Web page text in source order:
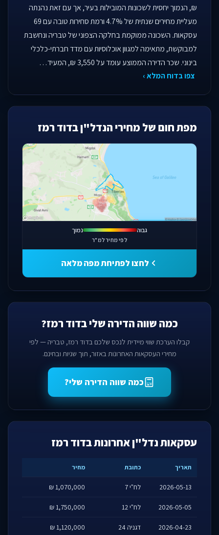
₪, הנמוך יחסית לשכונות המובילות בעיר, אך עם זאת נהנתה
מעליית מחירים שנתית של 4.7% ורמת סחירות טובה עם 69
עסקאות. השכונה ממוקמת בחלקה הצפוני של טבריה ונחשבת
למבוקשת, מתאימה למגוון אוכלוסיות עם מדד חברתי-כלכלי
בינוני. שכר הדירה הממוצע עומד על 3,550 ₪, המעיד…
צפו בדוח המלא ›
מפת חום של מחירי הנדל"ן בדוד רמז
פתחו מפה מלאה
גבוה נמוך
לפי מחיר למ"ר
לחצו לפתיחת מפה מלאה
כמה שווה הדירה שלי בדוד רמז?
קבלו הערכת שווי מיידית לנכס שלכם בדוד רמז, טבריה — לפי
מחירי העסקאות האחרונות באזור, תוך שניות ובחינם.
כמה שווה הדירה שלי?
עסקאות נדל"ן אחרונות בדוד רמז
תאריך כתובת מחיר
2026-05-13 לח"י 7 1,070,000 ₪
2026-05-05 לח"י 12 1,750,000 ₪
2026-04-23 דגניה 24 1,120,000 ₪